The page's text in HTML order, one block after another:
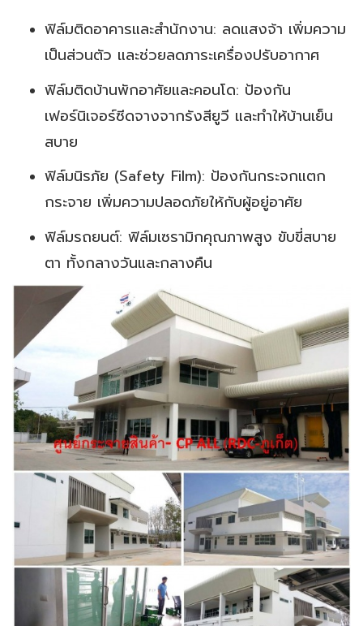
ฟิล์มติดอาคารและสำนักงาน: ลดแสงจ้า เพิ่มความ
เป็นส่วนตัว และช่วยลดภาระเครื่องปรับอากาศ
ฟิล์มติดบ้านพักอาศัยและคอนโด: ป้องกัน
เฟอร์นิเจอร์ซีดจางจากรังสียูวี และทำให้บ้านเย็น
สบาย
ฟิล์มนิรภัย (Safety Film): ป้องกันกระจกแตก
กระจาย เพิ่มความปลอดภัยให้กับผู้อยู่อาศัย
ฟิล์มรถยนต์: ฟิล์มเซรามิกคุณภาพสูง ขับขี่สบาย
ตา ทั้งกลางวันและกลางคืน